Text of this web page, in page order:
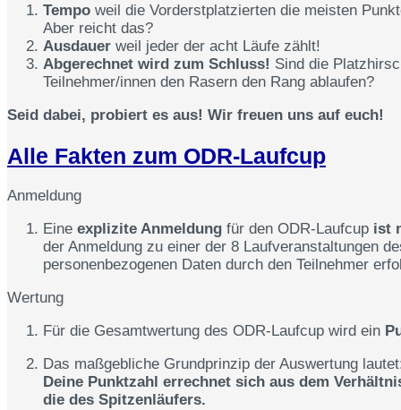
Tempo weil die Vorderstplatzierten die meisten
Aber reicht das?
Ausdauer weil jeder der acht Läufe zählt!
Abgerechnet wird zum Schluss! Sind die
Teilnehmer/innen den Rasern den Rang ablaufen?
Seid dabei, probiert es aus! Wir freuen uns auf euch!
Alle Fakten zum ODR-Laufcup
Anmeldung
Eine explizite Anmeldung für den ODR-Laufcup ist
der Anmeldung zu einer der 8 Laufveranstaltungen
personenbezogenen Daten durch den Teilnehmer
Wertung
Für die Gesamtwertung des ODR-Laufcup wird ein
Das maßgebliche Grundprinzip der Auswertung
Deine Punktzahl errechnet sich aus dem
die des Spitzenläufers.